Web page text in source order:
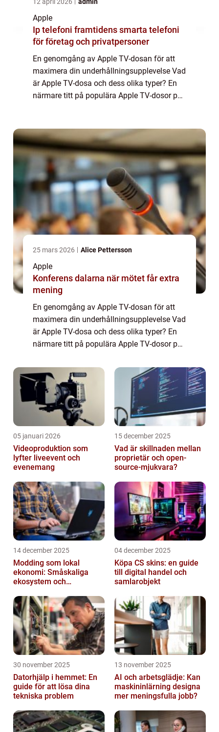
Apple
Ip telefoni framtidens smarta telefoni
för företag och privatpersoner
En genomgång av Apple TV-dosan för att
maximera din underhållningsupplevelse Vad
är Apple TV-dosa och dess olika typer? En
närmare titt på populära Apple TV-dosor på
mell...
25 mars 2026 Alice Pettersson
Apple
Konferens dalarna när mötet får extra
mening
En genomgång av Apple TV-dosan för att
maximera din underhållningsupplevelse Vad
är Apple TV-dosa och dess olika typer? En
närmare titt på populära Apple TV-dosor på
analyser av Apple TV-dosor Jämförelse
mell...
05 januari 2026
Videoproduktion som
lyfter liveevent och
evenemang
15 december 2025
Vad är skillnaden mellan
proprietär och open-
source-mjukvara?
14 december 2025
Modding som lokal
ekonomi: Småskaliga
ekosystem och
04 december 2025
Köpa CS skins: en guide
till digital handel och
samlarobjekt
30 november 2025
Datorhjälp i hemmet: En
guide för att lösa dina
tekniska problem
13 november 2025
AI och arbetsglädje: Kan
maskininlärning designa
mer meningsfulla jobb?